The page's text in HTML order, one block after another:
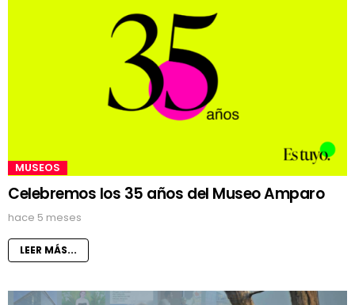
MUSEOS
Celebremos los 35 años del Museo Amparo
hace 5 meses
LEER MÁS...